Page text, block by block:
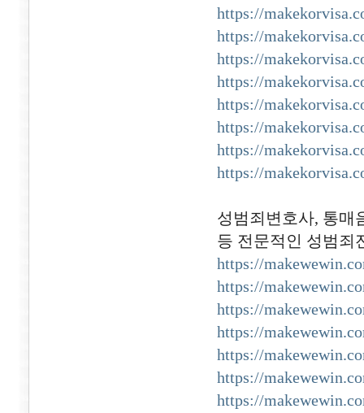
https://
https://
https://
https://
https://
https://
https://
https://
성범죄변호사, 통매
등 전문적인 성범죄
https://
https://
https://
https://
https://
https://
https://